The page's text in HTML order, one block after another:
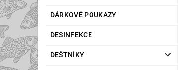
DÁRKOVÉ POUKAZY
DESINFEKCE
DEŠTNÍKY